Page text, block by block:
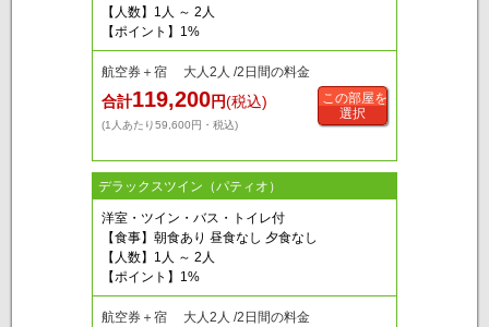
【人数】1人 ～ 2人
【ポイント】1%
航空券＋宿 大人2人 /2日間の料金
合計119,200円(税込)
(1人あたり59,600円・税込)
この部屋を
選択
デラックスツイン（パティオ）
洋室・ツイン・バス・トイレ付
【食事】朝食あり 昼食なし 夕食なし
【人数】1人 ～ 2人
【ポイント】1%
航空券＋宿 大人2人 /2日間の料金